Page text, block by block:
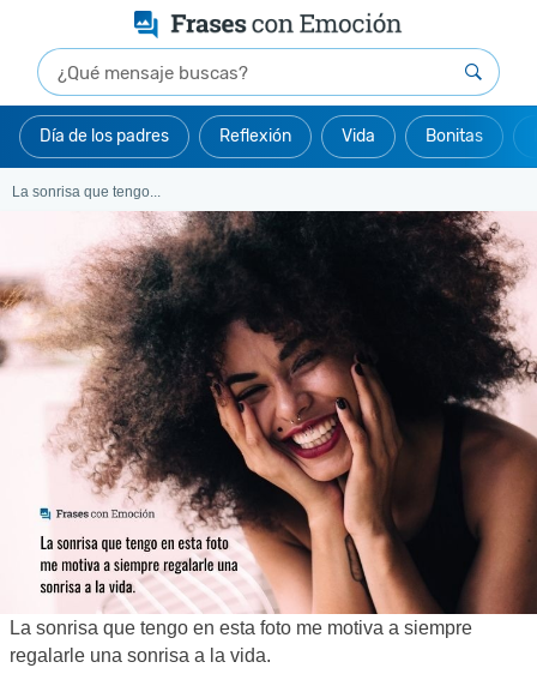
Día de los padres Reflexión Vida Bonitas
La sonrisa que tengo...
La sonrisa que tengo en esta foto me motiva a siempre
regalarle una sonrisa a la vida.